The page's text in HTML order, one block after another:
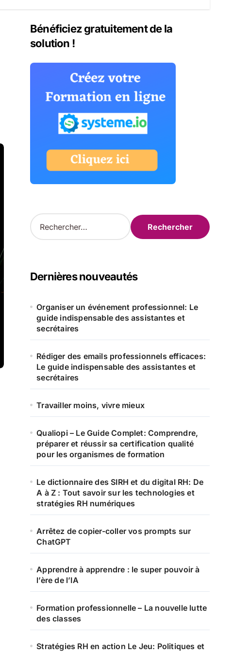
Bénéficiez gratuitement de la
solution !
R
e
r
c
e
Dernières nouveautés
Organiser un événement professionnel: Le
guide indispensable des assistantes et
secrétaires
Rédiger des emails professionnels efficaces:
Le guide indispensable des assistantes et
secrétaires
Travailler moins, vivre mieux
Qualiopi – Le Guide Complet: Comprendre,
préparer et réussir sa certification qualité
pour les organismes de formation
Le dictionnaire des SIRH et du digital RH: De
A à Z : Tout savoir sur les technologies et
stratégies RH numériques
Arrêtez de copier-coller vos prompts sur
ChatGPT
Apprendre à apprendre : le super pouvoir à
l’ère de l’IA
Formation professionnelle – La nouvelle lutte
des classes
Stratégies RH en action Le Jeu: Politiques et